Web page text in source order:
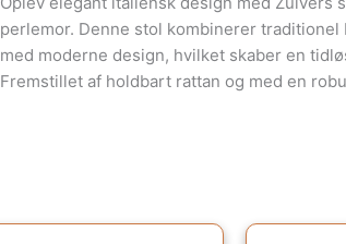
perlemor. Denne stol kombinerer traditionel
med moderne design, hvilket skaber en
Fremstillet af holdbart rattan og med en